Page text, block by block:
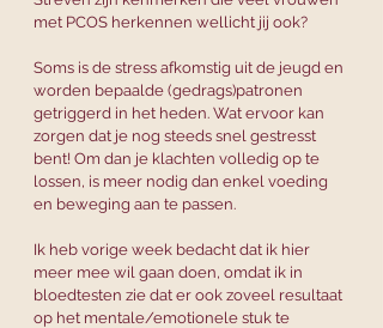
met PCOS herkennen wellicht jij ook?
Soms is de stress afkomstig uit de jeugd en
worden bepaalde (gedrags)patronen
getriggerd in het heden. Wat ervoor kan
zorgen dat je nog steeds snel gestresst
bent! Om dan je klachten volledig op te
lossen, is meer nodig dan enkel voeding
en beweging aan te passen.
Ik heb vorige week bedacht dat ik hier
meer mee wil gaan doen, omdat ik in
bloedtesten zie dat er ook zoveel resultaat
op het mentale/emotionele stuk te